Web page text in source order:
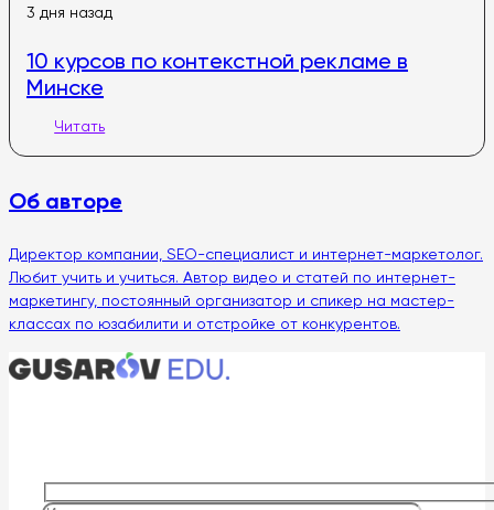
3 дня назад
10 курсов по контекстной рекламе в
Минске
Читать
Об авторе
Директор компании, SEO-специалист и интернет-маркетолог.
Любит учить и учиться. Автор видео и статей по интернет-
маркетингу, постоянный организатор и спикер на мастер-
классах по юзабилити и отстройке от конкурентов.